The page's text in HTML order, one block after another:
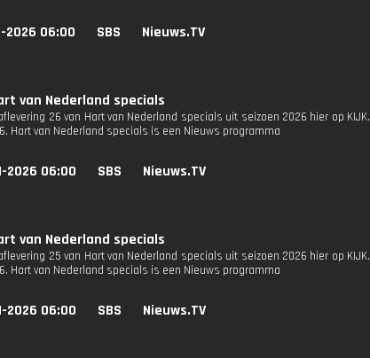
2026 06:00 SBS Nieuws.TV
van Nederland specials
26 van Hart van Nederland specials uit seizoen 2026 hier op
Hart van Nederland specials is een Nieuws programma
2026 06:00 SBS Nieuws.TV
van Nederland specials
25 van Hart van Nederland specials uit seizoen 2026 hier op
Hart van Nederland specials is een Nieuws programma
2026 06:00 SBS Nieuws.TV